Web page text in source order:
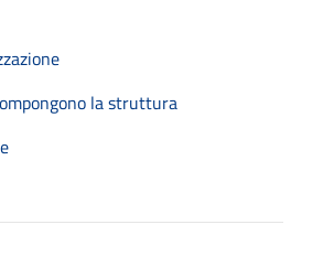
la struttura